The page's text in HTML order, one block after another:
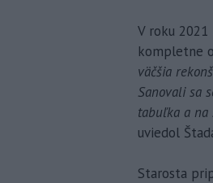
V roku
kompletne
väčšia
Sanovali sa
tabuľka a na
uviedol
Starosta